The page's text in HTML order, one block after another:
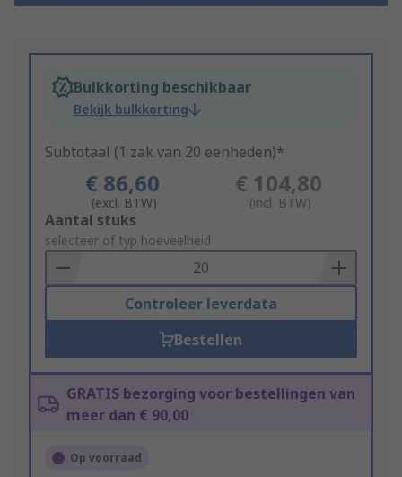
Bulkkorting beschikbaar
Bekijk bulkkorting
Subtotaal (1 zak van 20 eenheden)*
€ 86,60
(excl. BTW)
€ 104,80
(incl. BTW)
Add
to
Basket
Aantal stuks
selecteer of typ hoeveelheid
Controleer leverdata
Bestellen
GRATIS bezorging voor bestellingen van
meer dan € 90,00
Op voorraad